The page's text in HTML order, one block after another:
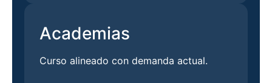
Academias
Curso alineado con demanda actual.